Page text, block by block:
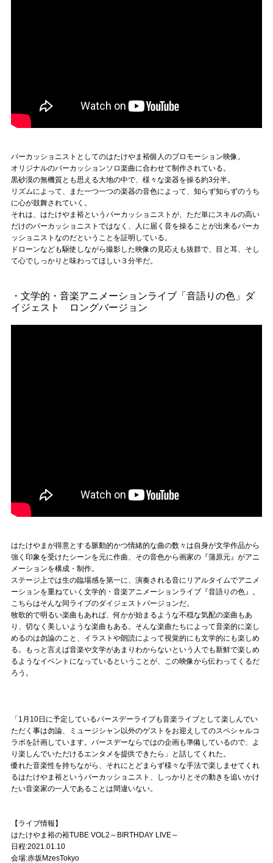
パーカッショニストとしてのはたけやま裕個人のプロモーション映像。
オリジナルのパーカッションソロ楽曲に合わせて制作されている。
黒砂漠の無機質とも思える大地の中で、様々な楽器を操る約3分半。
リズムによって、また一つ一つの楽器の音色によって、知らず知らずのうち
に心が鼓舞されていく。
それは、はたけやま裕というパーカッショニストが、ただ単にスキルの高い
だけのパーカッショニストではなく、人に届く音を操ることが出来るパーカ
ッショニストなのだということを証明している。
ドローンなども駆使しながら撮影した映像の見応えも抜群で、目と耳、そし
て心でしっかりと味わってほしい３分半だ。
・文学的・音楽アニメーションライブ「音語りの色」ダ
イジェスト ロングバージョン
はたけやまが得意とする脈動的かつ情緒的な曲の数々は自身が文学作品から
強く印象を受けたシーンを元に作曲、その音色から画家の『蒲原元』がアニ
メーションを構成・制作。
ステージ上では生の臨場感を第一に、演奏される音にリアルタイムでアニメ
ーションを重ねていく文学的・音楽アニメーションライブ『音語りの色』。
こちらはそんな同ライブのダイジェストバージョンだ。
牧歌的で明るい楽曲もあれば、何かが始まるような不穏な気配の楽曲もあ
り、切なく美しいような楽曲もある。そんな楽曲たちによって音楽的に楽し
めるのは勿論のこと、イラストや朗読によって視覚的にも文学的にも楽しめ
る。もっと言えば音楽や文学があまりわからないという人でも新鮮で楽しめ
るようなイベントになっているということが、この映像から伝わってくるだ
ろう。
「1月10日に予定しているバースデーライブも音楽ライブとして楽しんでい
ただく事は勿論、ミュージシャン以外のゲストをお迎えしてのスペシャルコ
ラボを計画しています。バースデーならではの企画も準備しているので、よ
り楽しんでいただけるエンタメを提供できたら」と話してくれた。
優れた音楽性を持ちながら、それにとどまらず様々な手法で楽しませてくれ
るはたけやま裕というパーカッショニスト、しっかりとその動きを追いかけ
たい音楽家の一人であることは間違いない。
【ライブ情報】
はたけやま裕の裕TUBE VOL2～BIRTHDAY LIVE～
日程:2021.01.10
会場:赤坂MzesTokyo